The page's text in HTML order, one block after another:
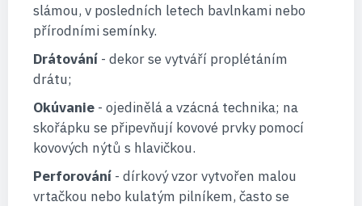
slámou, v posledních letech bavlnkami nebo
přírodními semínky.
Drátování- dekor se vytváří proplétáním
drátu;
Okúvanie- ojedinělá a vzácná technika; na
skořápku se připevňují kovové prvky pomocí
kovových nýtů s hlavičkou.
Perforování- dírkový vzor vytvořen malou
vrtačkou nebo kulatým pilníkem, často se